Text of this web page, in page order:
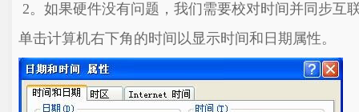
2。如果硬件没有问题，我们需要校对时间并同步互
单击计算机右下角的时间以显示时间和日期属性。